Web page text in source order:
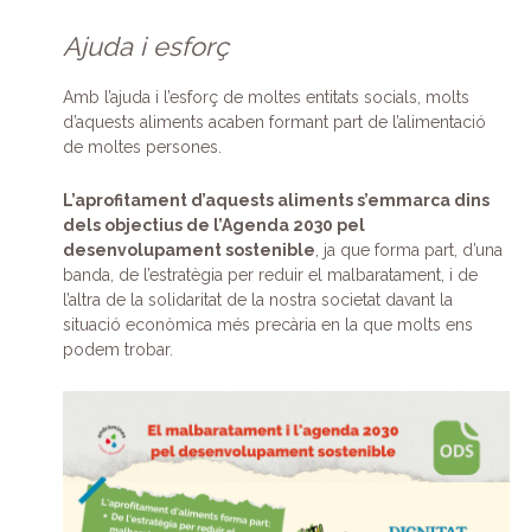
Ajuda i esforç
Amb l’ajuda i l’esforç de moltes entitats socials, molts
d’aquests aliments acaben formant part de l’alimentació
de moltes persones.
L’aprofitament d’aquests aliments s’emmarca dins
dels objectius de l’Agenda 2030 pel
desenvolupament sostenible, ja que forma part, d’una
banda, de l’estratègia per reduir el malbaratament, i de
l’altra de la solidaritat de la nostra societat davant la
situació econòmica més precària en la que molts ens
podem trobar.